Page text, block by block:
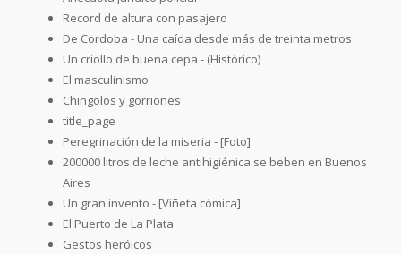
Record de altura con pasajero
De Cordoba - Una caída desde más de treinta metros
Un criollo de buena cepa - (Histórico)
El masculinismo
Chingolos y gorriones
title_page
Peregrinación de la miseria - [Foto]
200000 litros de leche antihigiénica se beben en Buenos
Aires
Un gran invento - [Viñeta cómica]
El Puerto de La Plata
Gestos heróicos